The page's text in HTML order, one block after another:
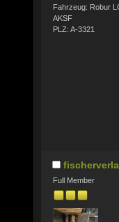
Fahrzeug: Robur
AKSF
PLZ: A-3321
fischerverla
Full Member